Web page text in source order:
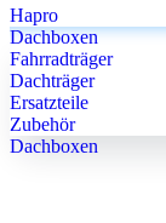
Hapro
Dachboxen
Fahrradträger
Dachträger
Ersatzteile
Zubehör
Dachboxen